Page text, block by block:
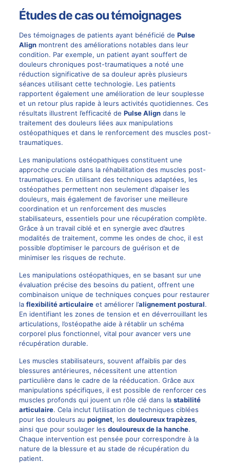
Études de cas ou témoignages
Des témoignages de patients ayant bénéficié de Pulse
Alignmontrent des améliorations notables dans leur
condition. Par exemple, un patient ayant souffert de
douleurs chroniques post-traumatiques a noté une
réduction significative de sa douleur après plusieurs
séances utilisant cette technologie. Les patients
rapportent également une amélioration de leur souplesse
et un retour plus rapide à leurs activités quotidiennes. Ces
résultats illustrent l’efficacité de Pulse Aligndans le
traitement des douleurs liées aux manipulations
ostéopathiques et dans le renforcement des muscles post-
traumatiques.
Les manipulations ostéopathiques constituent une
approche cruciale dans la réhabilitation des muscles post-
traumatiques. En utilisant des techniques adaptées, les
ostéopathes permettent non seulement d’apaiser les
douleurs, mais également de favoriser une meilleure
coordination et un renforcement des muscles
stabilisateurs, essentiels pour une récupération complète.
Grâce à un travail ciblé et en synergie avec d’autres
modalités de traitement, comme les ondes de choc, il est
possible d’optimiser le parcours de guérison et de
minimiser les risques de rechute.
Les manipulations ostéopathiques, en se basant sur une
évaluation précise des besoins du patient, offrent une
combinaison unique de techniques conçues pour restaurer
la flexibilité articulaireet améliorer l’alignement postural.
En identifiant les zones de tension et en déverrouillant les
articulations, l’ostéopathe aide à rétablir un schéma
corporel plus fonctionnel, vital pour avancer vers une
récupération durable.
Les muscles stabilisateurs, souvent affaiblis par des
blessures antérieures, nécessitent une attention
particulière dans le cadre de la rééducation. Grâce aux
manipulations spécifiques, il est possible de renforcer ces
muscles profonds qui jouent un rôle clé dans la stabilité
articulaire. Cela inclut l’utilisation de techniques ciblées
pour les douleurs au poignet, les douloureux trapèzes,
ainsi que pour soulager les douloureux de la hanche.
Chaque intervention est pensée pour correspondre à la
nature de la blessure et au stade de récupération du
patient.